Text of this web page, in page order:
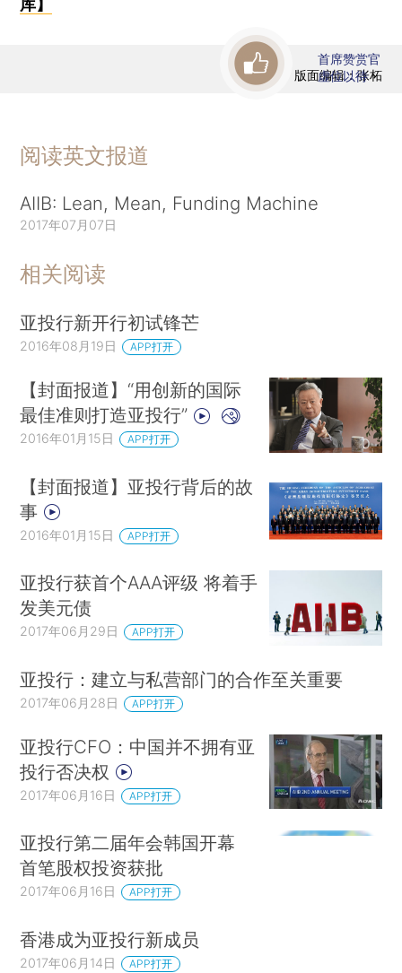
库】
版面编辑：张柘
首席赞赏官
虚位以待
阅读英文报道
AIIB: Lean, Mean, Funding Machine
2017年07月07日
相关阅读
亚投行新开行初试锋芒
2016年08月19日 APP打开
【封面报道】“用创新的国际
最佳准则打造亚投行”
2016年01月15日 APP打开
【封面报道】亚投行背后的故
事
2016年01月15日 APP打开
亚投行获首个AAA评级 将着手
发美元债
2017年06月29日 APP打开
亚投行：建立与私营部门的合作至关重要
2017年06月28日 APP打开
亚投行CFO：中国并不拥有亚
投行否决权
2017年06月16日 APP打开
亚投行第二届年会韩国开幕
首笔股权投资获批
2017年06月16日 APP打开
香港成为亚投行新成员
2017年06月14日 APP打开